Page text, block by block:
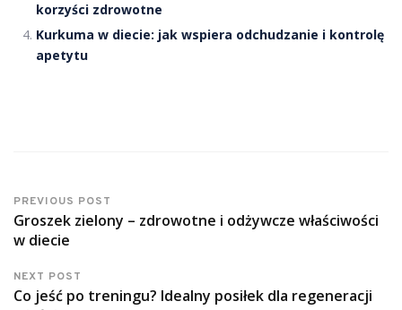
korzyści zdrowotne
Kurkuma w diecie: jak wspiera odchudzanie i kontrolę
apetytu
PREVIOUS POST
Groszek zielony – zdrowotne i odżywcze właściwości
w diecie
NEXT POST
Co jeść po treningu? Idealny posiłek dla regeneracji